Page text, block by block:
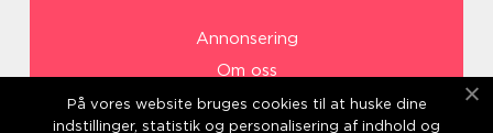
Annonsering
Om oss
Cookies
På vores website bruges cookies til at huske dine
indstillinger, statistik og personalisering af indhold og